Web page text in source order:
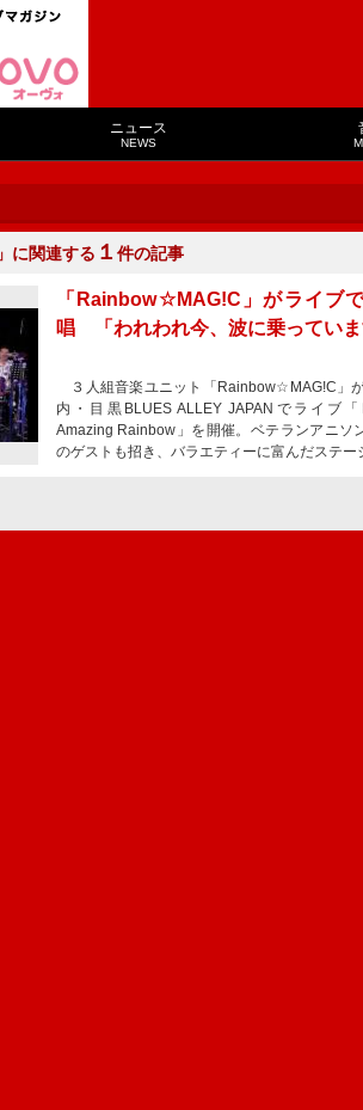
ニュース
NEWS
」に関連する １ 件の記事
「Rainbow☆MAG!C」がライブ
唱 「われわれ今、波に乗っていま
３人組音楽ユニット「Rainbow☆MAG!C」
内・目黒BLUES ALLEY JAPANでライブ
Amazing Rainbow」を開催。ベテランアニソ
のゲストも招き、バラエティーに富んだステー